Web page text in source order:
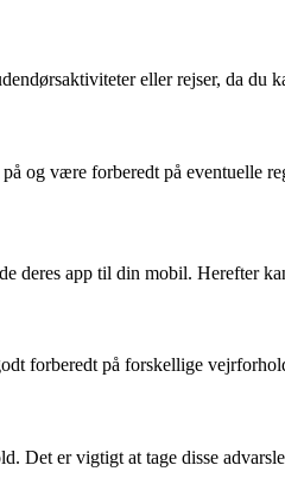
eller rejser, da du
og være forberedt på eventuelle
deres app til din mobil. Herefter
forberedt på forskellige
Det er vigtigt at tage disse